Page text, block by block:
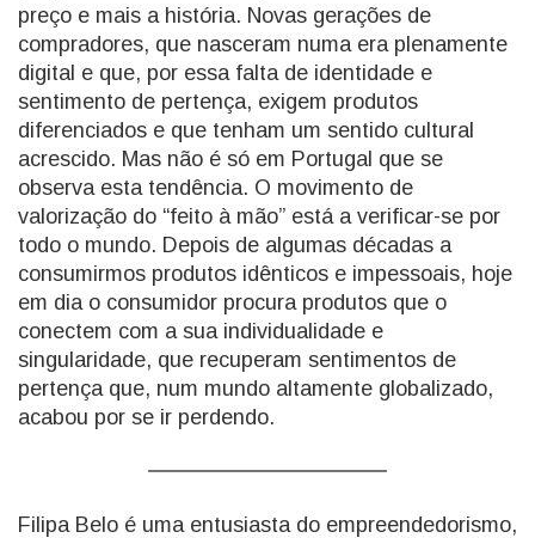
preço e mais a história. Novas gerações de
compradores, que nasceram numa era plenamente
digital e que, por essa falta de identidade e
sentimento de pertença, exigem produtos
diferenciados e que tenham um sentido cultural
acrescido. Mas não é só em Portugal que se
observa esta tendência. O movimento de
valorização do “feito à mão” está a verificar-se por
todo o mundo. Depois de algumas décadas a
consumirmos produtos idênticos e impessoais, hoje
em dia o consumidor procura produtos que o
conectem com a sua individualidade e
singularidade, que recuperam sentimentos de
pertença que, num mundo altamente globalizado,
acabou por se ir perdendo.
Filipa Belo é uma entusiasta do empreendedorismo,